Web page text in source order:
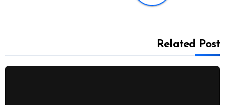
Related Post